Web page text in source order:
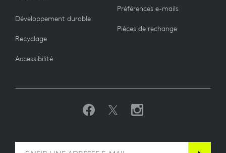
Développement durable
Recyclage
Accessibilité
Préférences e-mails
Pièces de rechange